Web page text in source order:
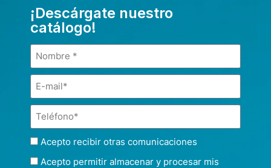
¡Descárgate nuestro
catálogo!
Acepto recibir otras comunicaciones
Acepto permitir almacenar y procesar mis